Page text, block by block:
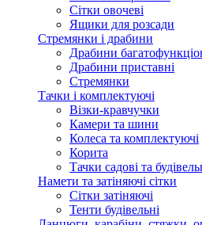
Сітки овочеві
Ящики для розсади
Стремянки і драбини
Драбини
Драбини приставні
Стремянки
Тачки і комплектуючі
Візки-кравчучки
Камери та шини
Колеса та комплектуючі
Корита
Тачки садові та
Намети та затіняючі сітки
Сітки затіняючі
Тенти будівельні